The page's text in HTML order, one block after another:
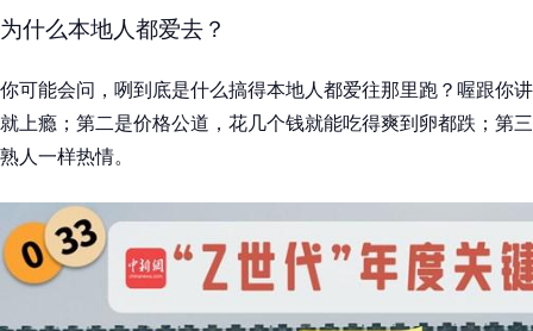
为什么本地人都爱去？
你可能会问，咧到底是什么搞得本地人都爱往那里跑？喔跟你
就上瘾；第二是价格公道，花几个钱就能吃得爽到卵都跌；第
熟人一样热情。